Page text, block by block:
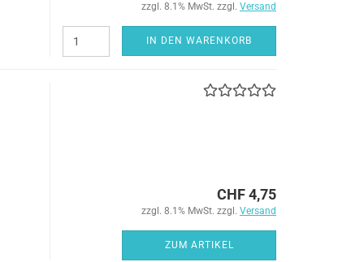
zzgl. 8.1% MwSt. zzgl. Versand
IN DEN WARENKORB
CHF 4,75
zzgl. 8.1% MwSt. zzgl. Versand
ZUM ARTIKEL